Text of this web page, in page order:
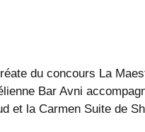
du concours La
Bar Avni
et la Carmen Suite de